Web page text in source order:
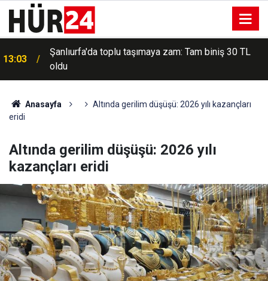
13:03
Şanlıurfa'da toplu taşımaya zam: Tam biniş 30 TL
oldu
Anasayfa
Altında gerilim düşüşü: 2026 yılı kazançları
eridi
Altında gerilim düşüşü: 2026 yılı
kazançları eridi